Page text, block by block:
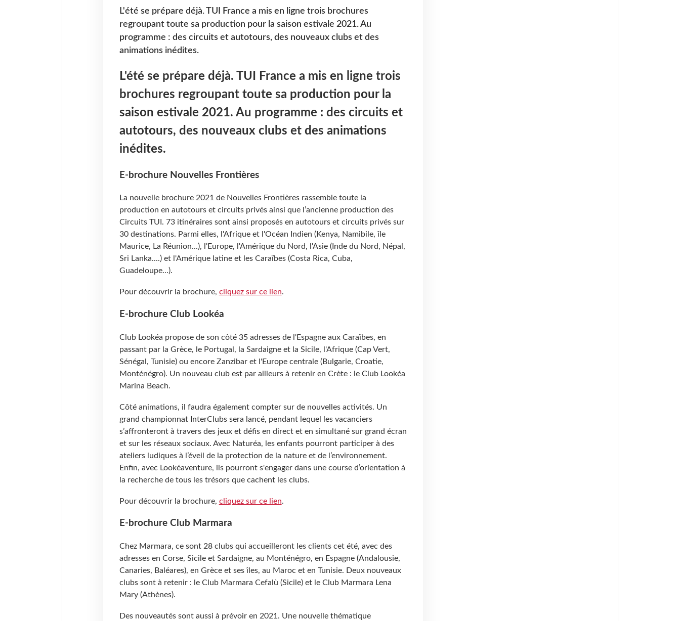
L'été se prépare déjà. TUI France a mis en ligne trois brochures
regroupant toute sa production pour la saison estivale 2021. Au
programme : des circuits et autotours, des nouveaux clubs et des
animations inédites.
L'été se prépare déjà. TUI France a mis en ligne trois
brochures regroupant toute sa production pour la
saison estivale 2021. Au programme : des circuits et
autotours, des nouveaux clubs et des animations
inédites.
E-brochure Nouvelles Frontières
La nouvelle brochure 2021 de Nouvelles Frontières rassemble toute la
production en autotours et circuits privés ainsi que l’ancienne production des
Circuits TUI. 73 itinéraires sont ainsi proposés en autotours et circuits privés sur
30 destinations. Parmi elles, l'Afrique et l'Océan Indien (Kenya, Namibile, île
Maurice, La Réunion...), l'Europe, l'Amérique du Nord, l'Asie (Inde du Nord, Népal,
Sri Lanka....) et l'Amérique latine et les Caraïbes (Costa Rica, Cuba,
Guadeloupe...).
Pour découvrir la brochure, cliquez sur ce lien.
E-brochure Club Lookéa
Club Lookéa propose de son côté 35 adresses de l'Espagne aux Caraïbes, en
passant par la Grèce, le Portugal, la Sardaigne et la Sicile, l'Afrique (Cap Vert,
Sénégal, Tunisie) ou encore Zanzibar et l'Europe centrale (Bulgarie, Croatie,
Monténégro). Un nouveau club est par ailleurs à retenir en Crète : le Club Lookéa
Marina Beach.
Côté animations, il faudra également compter sur de nouvelles activités. Un
grand championnat InterClubs sera lancé, pendant lequel les vacanciers
s’affronteront à travers des jeux et défis en direct et en simultané sur grand écran
et sur les réseaux sociaux. Avec Naturéa, les enfants pourront participer à des
ateliers ludiques à l’éveil de la protection de la nature et de l’environnement.
Enfin, avec Lookéaventure, ils pourront s'engager dans une course d’orientation à
la recherche de tous les trésors que cachent les clubs.
Pour découvrir la brochure, cliquez sur ce lien.
E-brochure Club Marmara
Chez Marmara, ce sont 28 clubs qui accueilleront les clients cet été, avec des
adresses en Corse, Sicile et Sardaigne, au Monténégro, en Espagne (Andalousie,
Canaries, Baléares), en Grèce et ses îles, au Maroc et en Tunisie. Deux nouveaux
clubs sont à retenir : le Club Marmara Cefalù (Sicile) et le Club Marmara Lena
Mary (Athènes).
Des nouveautés sont aussi à prévoir en 2021. Une nouvelle thématique